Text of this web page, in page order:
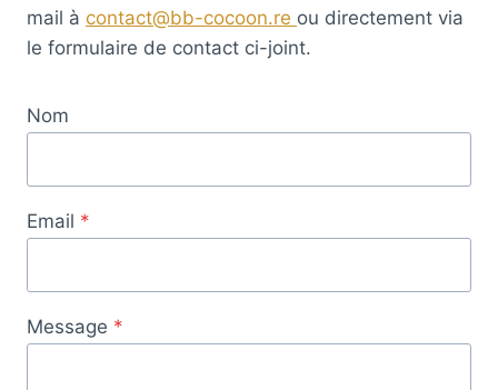
mail à contact@bb-cocoon.re ou directement via
le formulaire de contact ci-joint.
Nom
Email *
Message *